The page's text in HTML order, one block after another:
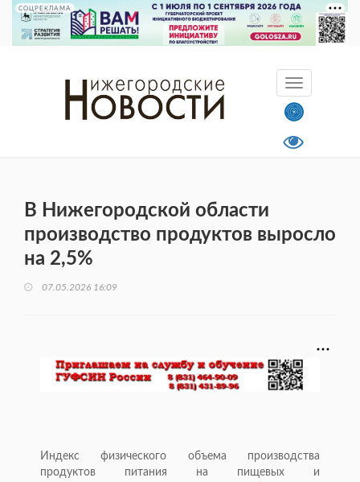
СОЦРЕКЛАМА
В Нижегородской области
производство продуктов выросло
на 2,5%
07.05.2026 16:09
Индекс физического объема производства
продуктов питания на пищевых и